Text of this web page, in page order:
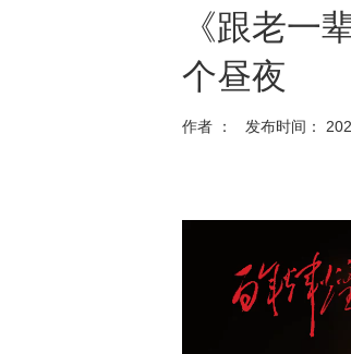
《跟老一
个昼夜
作者 ： 发布时间：